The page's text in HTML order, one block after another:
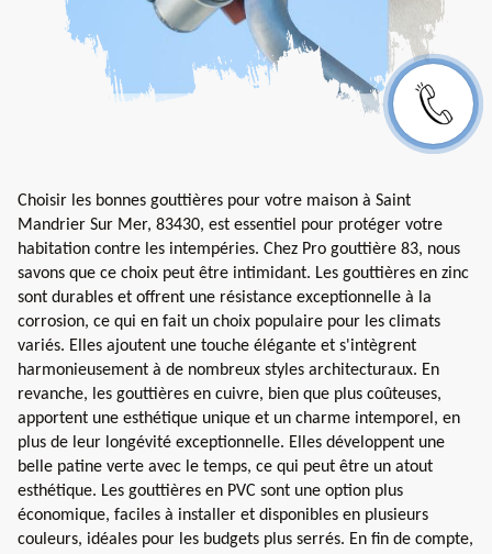
Choisir les bonnes gouttières pour votre maison à Saint
Mandrier Sur Mer, 83430, est essentiel pour protéger votre
habitation contre les intempéries. Chez Pro gouttière 83, nous
savons que ce choix peut être intimidant. Les gouttières en zinc
sont durables et offrent une résistance exceptionnelle à la
corrosion, ce qui en fait un choix populaire pour les climats
variés. Elles ajoutent une touche élégante et s'intègrent
harmonieusement à de nombreux styles architecturaux. En
revanche, les gouttières en cuivre, bien que plus coûteuses,
apportent une esthétique unique et un charme intemporel, en
plus de leur longévité exceptionnelle. Elles développent une
belle patine verte avec le temps, ce qui peut être un atout
esthétique. Les gouttières en PVC sont une option plus
économique, faciles à installer et disponibles en plusieurs
couleurs, idéales pour les budgets plus serrés. En fin de compte,